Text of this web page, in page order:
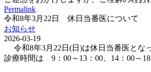
Permalink
令和8年3月22日 休日当番医について
お知らせ
2026-03-19
令和8年3月22日(日)は休日当番医とな
診療時間は 9：00～13：00、14：00～